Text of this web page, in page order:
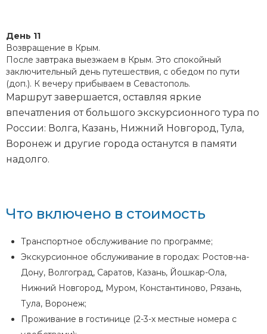
День 11
Возвращение в Крым.
После завтрака выезжаем в Крым. Это спокойный
заключительный день путешествия, с обедом по пути
(доп.). К вечеру прибываем в Севастополь.
Маршрут завершается, оставляя яркие
впечатления от большого экскурсионного тура по
России: Волга, Казань, Нижний Новгород, Тула,
Воронеж и другие города останутся в памяти
надолго.
Что включено в стоимость
Транспортное обслуживание по программе;
Экскурсионное обслуживание в городах: Ростов-на-
Дону, Волгоград, Саратов, Казань, Йошкар-Ола,
Нижний Новгород, Муром, Константиново, Рязань,
Тула, Воронеж;
Проживание в гостинице (2-3-х местные номера с